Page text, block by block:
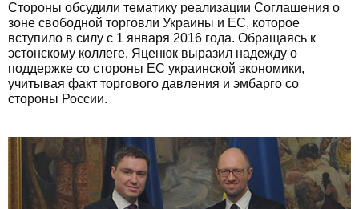
Стороны обсудили тематику реализации Соглашения о
зоне свободной торговли Украины и ЕС, которое
вступило в силу с 1 января 2016 года. Обращаясь к
эстонскому коллеге, Яценюк выразил надежду о
поддержке со стороны ЕС украинской экономики,
учитывая факт торгового давления и эмбарго со
стороны России.